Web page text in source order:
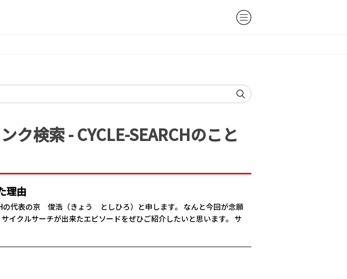
ク検索 - CYCLE-SEARCHのこと
理由
の代表の京 俊浩（きょう としひろ）と申します。 なんと今回が念願
イクルサーチが出来たエピソードをぜひご紹介したいと思います。 サ